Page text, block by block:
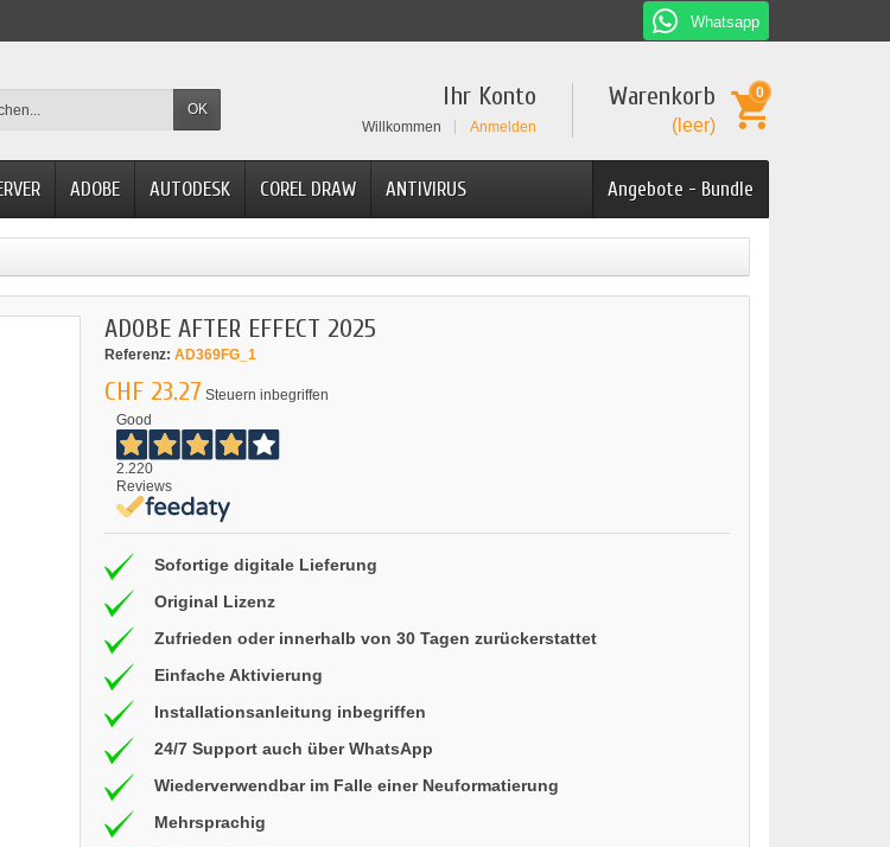
Whatsapp
OK Warenkorb
(leer)
0
Ihr Konto
Willkommen Anmelden
Angebote - Bundle
ADOBE AUTODESK COREL DRAW ANTIVIRUS
ADOBE AFTER EFFECT 2025
Referenz: AD369FG_1
CHF 23.27 Steuern inbegriffen
Good
2.220
Reviews
Sofortige digitale Lieferung
Original Lizenz
Zufrieden oder innerhalb von 30 Tagen zurückerstattet
Einfache Aktivierung
Installationsanleitung inbegriffen
24/7 Support auch über WhatsApp
Wiederverwendbar im Falle einer Neuformatierung
Mehrsprachig